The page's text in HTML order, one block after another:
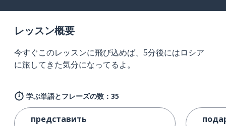
レッスン概要
今すぐこのレッスンに飛び込めば、5分後にはロシア
に旅してきた気分になってるよ。
学ぶ単語とフレーズの数：35
представить